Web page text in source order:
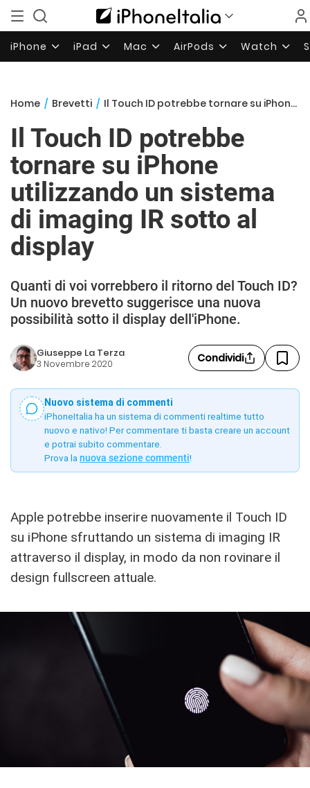
iPhone iPad Mac AirPods Watch
Home / Brevetti / Il Touch ID potrebbe tornare su iPhone utilizzando un sistema di imaging IR sotto al display
Il Touch ID potrebbe
tornare su iPhone
utilizzando un sistema
di imaging IR sotto al
display
Quanti di voi vorrebbero il ritorno del Touch ID?
Un nuovo brevetto suggerisce una nuova
possibilità sotto il display dell'iPhone.
Giuseppe La Terza
3 Novembre 2020 Condividi
Nuovo sistema di commenti
iPhoneItalia ha un sistema di commenti realtime tutto
nuovo e nativo! Per commentare ti basta creare un account
e potrai subito commentare.
Prova la nuova sezione commenti!
Apple potrebbe inserire nuovamente il Touch ID
su iPhone sfruttando un sistema di imaging IR
attraverso il display, in modo da non rovinare il
design fullscreen attuale.